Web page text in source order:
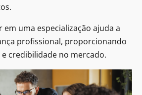
em uma especialização ajuda a
profissional, proporcionando
credibilidade no mercado.